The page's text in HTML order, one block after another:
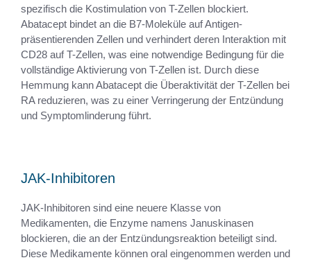
spezifisch die Kostimulation von T-Zellen blockiert.
Abatacept bindet an die B7-Moleküle auf Antigen-
präsentierenden Zellen und verhindert deren Interaktion mit
CD28 auf T-Zellen, was eine notwendige Bedingung für die
vollständige Aktivierung von T-Zellen ist. Durch diese
Hemmung kann Abatacept die Überaktivität der T-Zellen bei
RA reduzieren, was zu einer Verringerung der Entzündung
und Symptomlinderung führt.
JAK-Inhibitoren
JAK-Inhibitoren sind eine neuere Klasse von
Medikamenten, die Enzyme namens Januskinasen
blockieren, die an der Entzündungsreaktion beteiligt sind.
Diese Medikamente können oral eingenommen werden und